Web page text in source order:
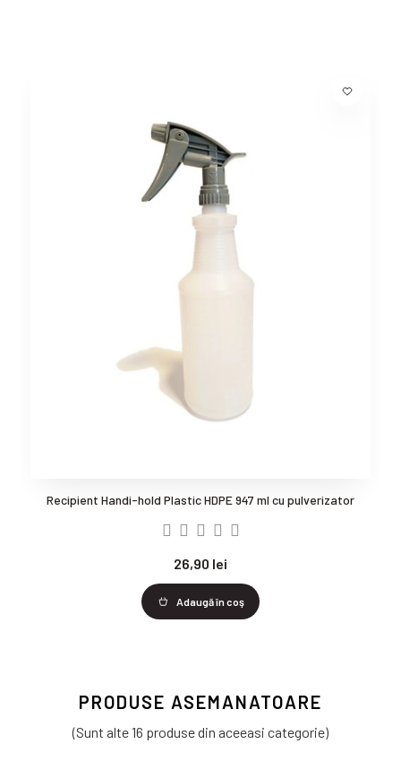
Recipient Handi-hold Plastic HDPE 947 ml cu pulverizator
26,90 lei
Adaugă în coş
PRODUSE ASEMANATOARE
(Sunt alte 16 produse din aceeasi categorie)